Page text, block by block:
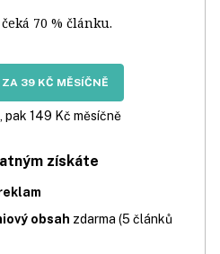
70 % článku.
39 KČ MĚSÍČNĚ
pak 149 Kč měsíčně
získáte
obsah zdarma (5 článků